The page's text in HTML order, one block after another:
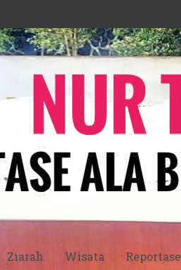
Ziarah Wisata Reportase